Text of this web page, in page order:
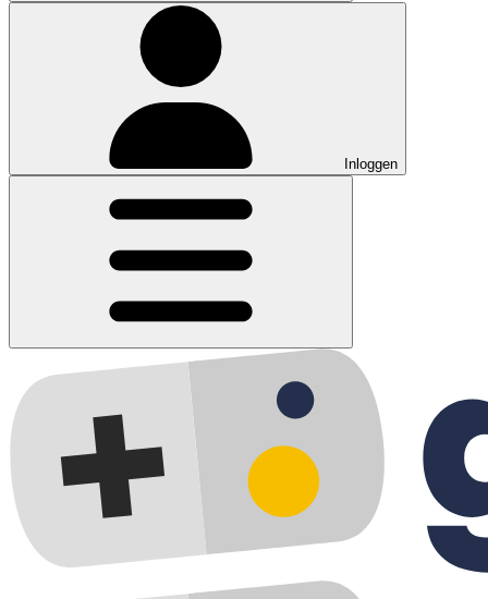
Inloggen